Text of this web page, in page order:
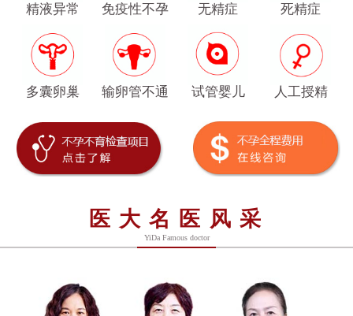
精液异常 免疫性不孕 无精症 死精症
多囊卵巢 输卵管不通 试管婴儿 人工授精
医大名医风采
YiDa Famous doctor